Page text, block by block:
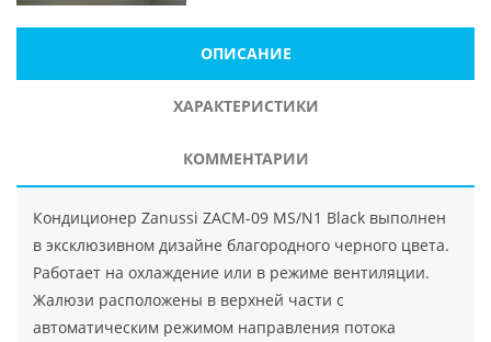
ОПИСАНИЕ
ХАРАКТЕРИСТИКИ
КОММЕНТАРИИ
Кондиционер Zanussi ZACM-09 MS/N1 Black выполнен
в эксклюзивном дизайне благородного черного цвета.
Работает на охлаждение или в режиме вентиляции.
Жалюзи расположены в верхней части с
автоматическим режимом направления потока